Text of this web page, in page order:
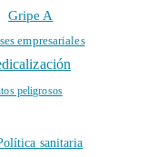
Gripe A
empresariales
peligrosos
sanitaria